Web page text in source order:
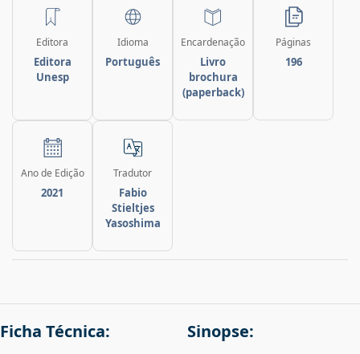
Editora
Editora
Unesp
Idioma
Português
Encardenação
Livro
brochura
(paperback)
Páginas
196
Ano de Edição
2021
Tradutor
Fabio
Stieltjes
Yasoshima
Ficha Técnica: Sinopse: